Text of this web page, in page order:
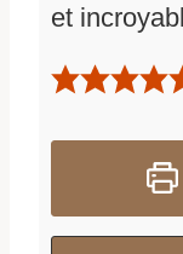
et